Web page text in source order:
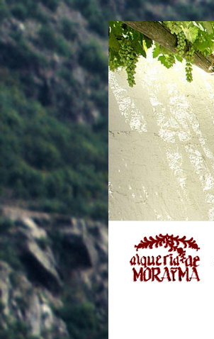
Saltar
al
contenido